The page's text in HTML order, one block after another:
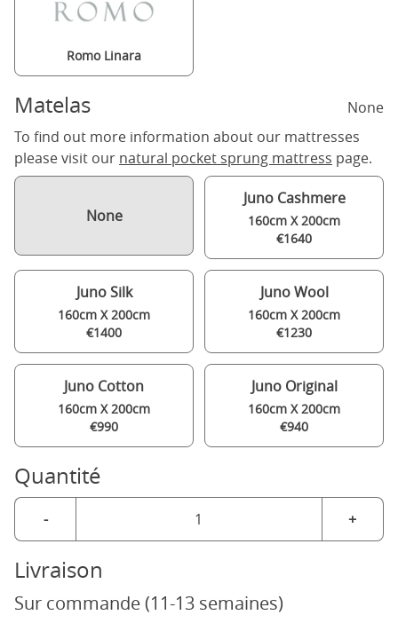
Romo Linara
Matelas
None
To find out more information about our mattresses
please visit our natural pocket sprung mattress page.
None
Juno Cashmere
160cm X 200cm
€1640
Juno Silk
160cm X 200cm
€1400
Juno Wool
160cm X 200cm
€1230
Juno Cotton
160cm X 200cm
€990
Juno Original
160cm X 200cm
€940
Quantité
- +
Livraison
Sur commande (11-13 semaines)